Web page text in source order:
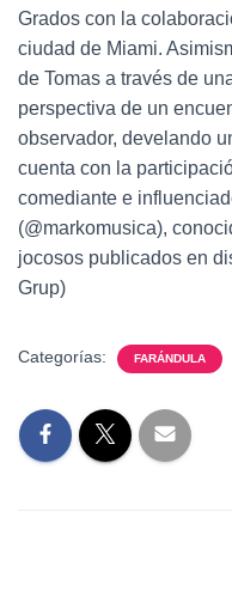
Grados con la
ciudad de Miami.
de Tomas a través de
perspectiva de un
observador, develando
cuenta con la
comediante e
(@markomusica),
jocosos publicados en
Grup)
Categorías: FARÁNDULA